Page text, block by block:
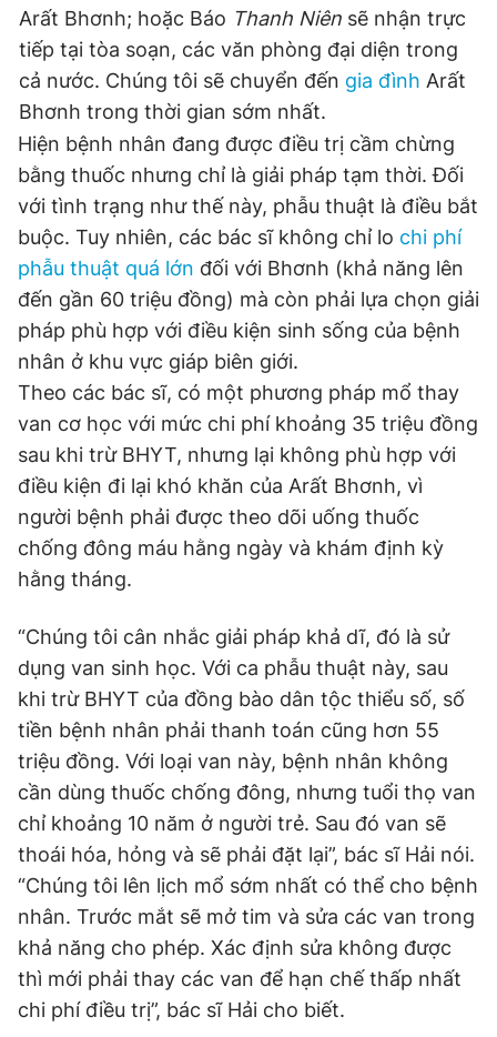
Tổng biên tập: Nguyễn Ngọc Toàn
Phó tổng biên tập thường trực: Hải Thành
Phó tổng biên tập: Lâm Hiếu Dũng
Phó tổng biên tập: Trần Việt Hưng
Tổng thư ký tòa soạn: Đức Trung
Giấy phép xuất bản số 110/GP - BTTTT cấp ngày 24.3.2020
© 2003-2026 Bản quyền thuộc về Báo Thanh Niên. Cấm sao
chép dưới mọi hình thức nếu không có sự chấp thuận bằng văn
bản. Phát triển bởi ePi Technologies, JSC.
Arất Bhơnh; hoặc Báo Thanh Niên sẽ nhận trực
tiếp tại tòa soạn, các văn phòng đại diện trong
cả nước. Chúng tôi sẽ chuyển đến gia đình Arất
Bhơnh trong thời gian sớm nhất.
Hiện bệnh nhân đang được điều trị cầm chừng
bằng thuốc nhưng chỉ là giải pháp tạm thời. Đối
với tình trạng như thế này, phẫu thuật là điều bắt
buộc. Tuy nhiên, các bác sĩ không chỉ lo chi phí
phẫu thuật quá lớn đối với Bhơnh (khả năng lên
đến gần 60 triệu đồng) mà còn phải lựa chọn giải
pháp phù hợp với điều kiện sinh sống của bệnh
nhân ở khu vực giáp biên giới.
Theo các bác sĩ, có một phương pháp mổ thay
van cơ học với mức chi phí khoảng 35 triệu đồng
sau khi trừ BHYT, nhưng lại không phù hợp với
điều kiện đi lại khó khăn của Arất Bhơnh, vì
người bệnh phải được theo dõi uống thuốc
chống đông máu hằng ngày và khám định kỳ
hằng tháng.
“Chúng tôi cân nhắc giải pháp khả dĩ, đó là sử
dụng van sinh học. Với ca phẫu thuật này, sau
khi trừ BHYT của đồng bào dân tộc thiểu số, số
tiền bệnh nhân phải thanh toán cũng hơn 55
triệu đồng. Với loại van này, bệnh nhân không
cần dùng thuốc chống đông, nhưng tuổi thọ van
chỉ khoảng 10 năm ở người trẻ. Sau đó van sẽ
thoái hóa, hỏng và sẽ phải đặt lại”, bác sĩ Hải nói.
“Chúng tôi lên lịch mổ sớm nhất có thể cho bệnh
nhân. Trước mắt sẽ mở tim và sửa các van trong
khả năng cho phép. Xác định sửa không được
thì mới phải thay các van để hạn chế thấp nhất
chi phí điều trị”, bác sĩ Hải cho biết.